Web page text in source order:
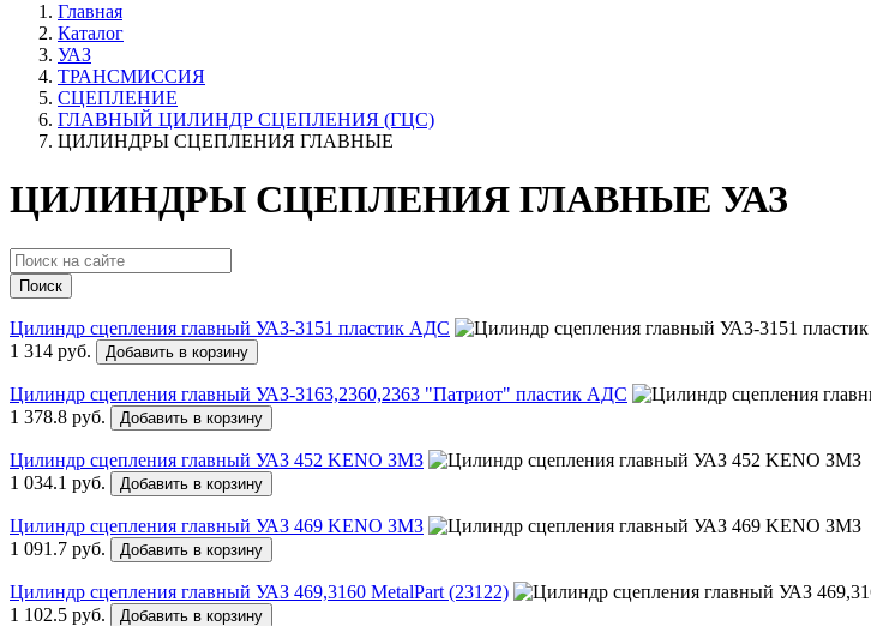
Главная
Каталог
УАЗ
ТРАНСМИССИЯ
СЦЕПЛЕНИЕ
ГЛАВНЫЙ ЦИЛИНДР СЦЕПЛЕНИЯ (ГЦС)
ЦИЛИНДРЫ СЦЕПЛЕНИЯ ГЛАВНЫЕ
ЦИЛИНДРЫ СЦЕПЛЕНИЯ ГЛАВНЫЕ УАЗ
Поиск
Цилиндр сцепления главный УАЗ-3151 пластик АДС
1 314 руб.
Добавить в корзину
Цилиндр сцепления главный УАЗ-3163,2360,2363 "Патриот" пластик АДС
1 378.8 руб.
Добавить в корзину
Цилиндр сцепления главный УАЗ 452 KENO ЗМЗ
1 034.1 руб.
Добавить в корзину
Цилиндр сцепления главный УАЗ 469 KENO ЗМЗ
1 091.7 руб.
Добавить в корзину
Цилиндр сцепления главный УАЗ 469,3160 MetalPart (23122)
1 102.5 руб.
Добавить в корзину